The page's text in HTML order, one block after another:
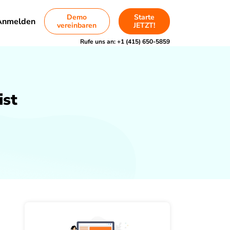
Demo
vereinbaren
Starte
JETZT!
Rufe uns an:+1 (415) 650-5859